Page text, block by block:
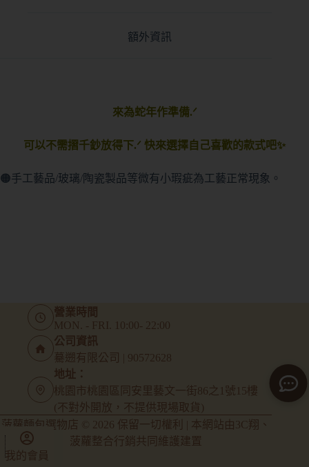
額外資訊
來為蛇年作準備.ᐟ
可以不需摺千鈔放得下.ᐟ 快來選擇自己喜歡的款式吧✨
🟠手工藝品/玻璃/陶瓷製品等微有小瑕疵為工藝正常現象。
營業時間
MON. - FRI. 10:00- 22:00
公司資訊
驀遡有限公司 | 90572628
地址：
桃園市桃園區同安里藝文一街86之1號15樓
(不對外開放，不提供現場取貨)
菠蘿麵包選物店 © 2026 保留一切權利 | 本網站由 3C翔
、
菠蘿整合行銷 共同維護建置
我的會員